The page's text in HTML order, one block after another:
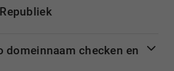
domeinnaam checken en